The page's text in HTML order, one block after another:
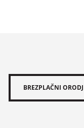
BREZPLAČNI